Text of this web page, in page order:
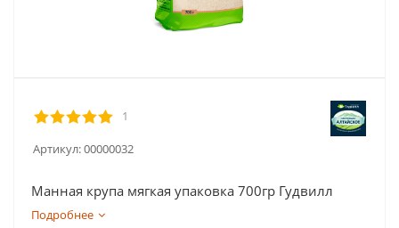
1
Артикул:00000032
Манная крупа мягкая упаковка 700гр Гудвилл
Подробнее